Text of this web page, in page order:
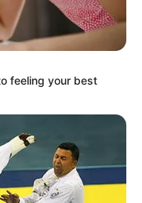
feeling your best